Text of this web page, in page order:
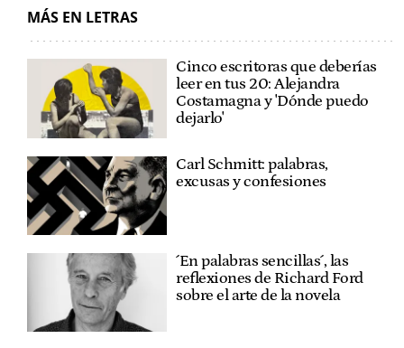
MÁS EN LETRAS
Cinco escritoras que deberías
leer en tus 20: Alejandra
Costamagna y 'Dónde puedo
dejarlo'
Carl Schmitt: palabras,
excusas y confesiones
´En palabras sencillas´, las
reflexiones de Richard Ford
sobre el arte de la novela